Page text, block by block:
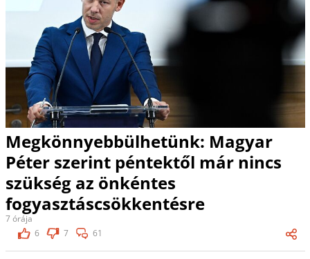
Megkönnyebbülhetünk: Magyar
Péter szerint péntektől már nincs
szükség az önkéntes
fogyasztáscsökkentésre
7 órája
6
7 61